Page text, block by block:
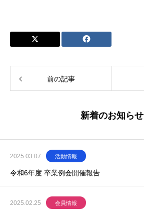
前の記事
新着のお知らせ
2025.03.07 活動情報
令和6年度 卒業例会開催報告
2025.02.25 会員情報